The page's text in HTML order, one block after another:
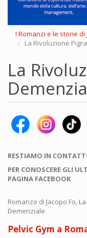
I Romanzi e le storie di
La Rivoluzione
La
RESTIAMO IN
PER CONOSCERE GLI
PAGINA FACEBOOK
Romanzo di Jacopo Fo,
Demenziale
Pelvic Gym a